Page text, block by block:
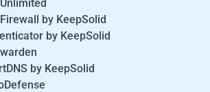
by KeepSolid
by KeepSolid
by KeepSolid